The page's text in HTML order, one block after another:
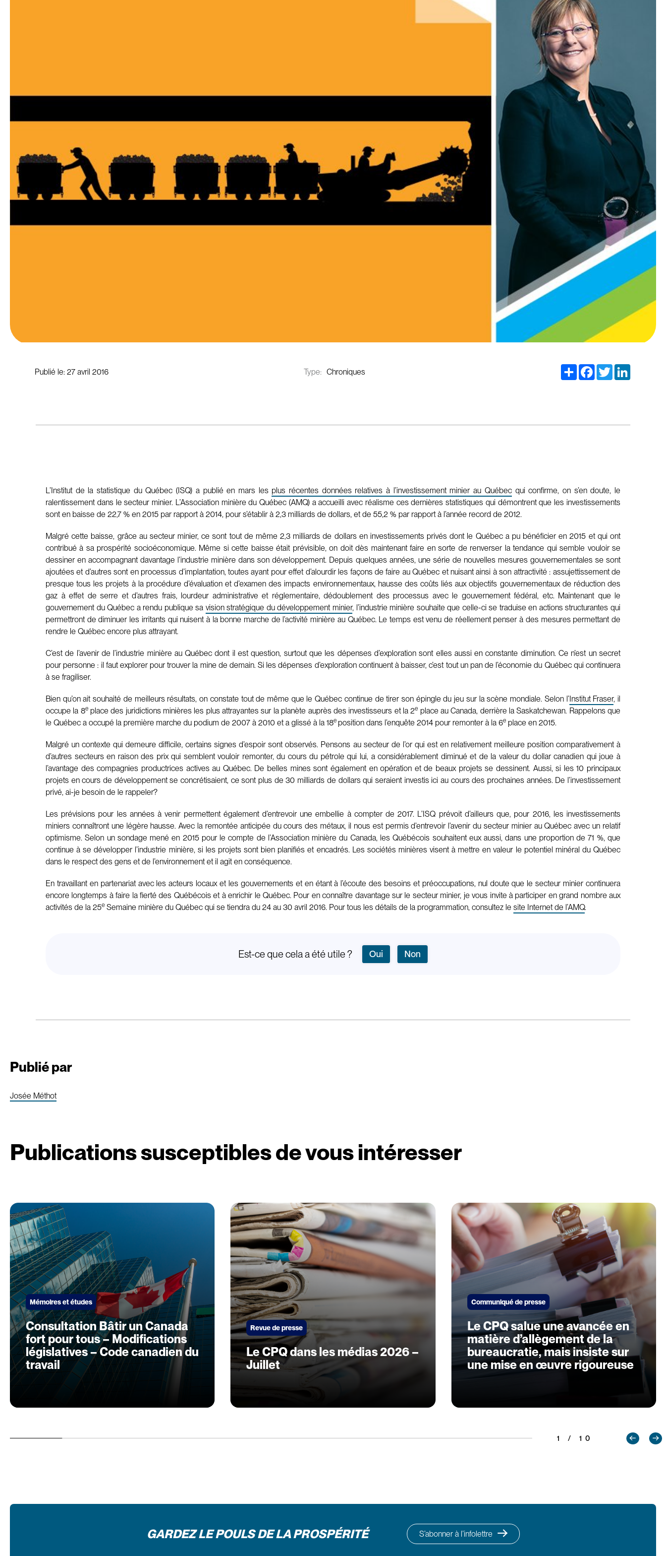
Publié le: 27 avril 2016 Type: Chroniques Share Facebook
Twitter
L’Institut de la statistique du Québec (ISQ) a publié en mars les plus récentes données relatives à l’investissement minier au Québecqui confirme, on s’en doute, le
ralentissement dans le secteur minier. L’Association minière du Québec (AMQ) a accueilli avec réalisme ces dernières statistiques qui démontrent que les investissements
sont en baisse de 22,7 % en 2015 par rapport à 2014, pour s’établir à 2,3 milliards de dollars, et de 55,2 % par rapport à l’année record de 2012.
Malgré cette baisse, grâce au secteur minier, ce sont tout de même 2,3 milliards de dollars en investissements privés dont le Québec a pu bénéficier en 2015 et qui ont
contribué à sa prospérité socioéconomique. Même si cette baisse était prévisible, on doit dès maintenant faire en sorte de renverser la tendance qui semble vouloir se
dessiner en accompagnant davantage l’industrie minière dans son développement. Depuis quelques années, une série de nouvelles mesures gouvernementales se sont
ajoutées et d’autres sont en processus d’implantation, toutes ayant pour effet d’alourdir les façons de faire au Québec et nuisant ainsi à son attractivité : assujettissement de
presque tous les projets à la procédure d’évaluation et d’examen des impacts environnementaux, hausse des coûts liés aux objectifs gouvernementaux de réduction des
gaz à effet de serre et d’autres frais, lourdeur administrative et réglementaire, dédoublement des processus avec le gouvernement fédéral, etc. Maintenant que le
gouvernement du Québec a rendu publique sa vision stratégique du développement minier, l’industrie minière souhaite que celle-ci se traduise en actions structurantes qui
permettront de diminuer les irritants qui nuisent à la bonne marche de l’activité minière au Québec. Le temps est venu de réellement penser à des mesures permettant de
rendre le Québec encore plus attrayant.
C’est de l’avenir de l’industrie minière au Québec dont il est question, surtout que les dépenses d’exploration sont elles aussi en constante diminution. Ce n’est un secret
pour personne : il faut explorer pour trouver la mine de demain. Si les dépenses d’exploration continuent à baisser, c’est tout un pan de l’économie du Québec qui continuera
à se fragiliser.
Bien qu’on ait souhaité de meilleurs résultats, on constate tout de même que le Québec continue de tirer son épingle du jeu sur la scène mondiale. Selon l’Institut Fraser, il
occupe la 8eplace des juridictions minières les plus attrayantes sur la planète auprès des investisseurs et la 2e place au Canada, derrière la Saskatchewan. Rappelons que
le Québec a occupé la première marche du podium de 2007 à 2010 et a glissé à la 18e position dans l’enquête 2014 pour remonter à la 6e place en 2015.
Malgré un contexte qui demeure difficile, certains signes d’espoir sont observés. Pensons au secteur de l’or qui est en relativement meilleure position comparativement à
d’autres secteurs en raison des prix qui semblent vouloir remonter, du cours du pétrole qui lui, a considérablement diminué et de la valeur du dollar canadien qui joue à
l’avantage des compagnies productrices actives au Québec. De belles mines sont également en opération et de beaux projets se dessinent. Aussi, si les 10 principaux
projets en cours de développement se concrétisaient, ce sont plus de 30 milliards de dollars qui seraient investis ici au cours des prochaines années. De l’investissement
privé, ai-je besoin de le rappeler?
Les prévisions pour les années à venir permettent également d’entrevoir une embellie à compter de 2017. L’ISQ prévoit d’ailleurs que, pour 2016, les investissements
miniers connaîtront une légère hausse. Avec la remontée anticipée du cours des métaux, il nous est permis d’entrevoir l’avenir du secteur minier au Québec avec un relatif
optimisme. Selon un sondage mené en 2015 pour le compte de l’Association minière du Canada, les Québécois souhaitent eux aussi, dans une proportion de 71 %, que
continue à se développer l’industrie minière, si les projets sont bien planifiés et encadrés. Les sociétés minières visent à mettre en valeur le potentiel minéral du Québec
dans le respect des gens et de l’environnement et il agit en conséquence.
En travaillant en partenariat avec les acteurs locaux et les gouvernements et en étant à l’écoute des besoins et préoccupations, nul doute que le secteur minier continuera
encore longtemps à faire la fierté des Québécois et à enrichir le Québec. Pour en connaître davantage sur le secteur minier, je vous invite à participer en grand nombre aux
activités de la 25e Semaine minière du Québec qui se tiendra du 24 au 30 avril 2016. Pour tous les détails de la programmation, consultez le site Internet de l’AMQ.
Est-ce que cela a été utile ? Oui Non
Publié par
Josée Méthot
Publications susceptibles de vous intéresser
Mémoires et études
Consultation Bâtir un Canada
fort pour tous – Modifications
législatives – Code canadien du
travail
Revue de presse
Le CPQ dans les médias 2026 –
Juillet
Communiqué de presse
Le CPQ salue une avancée en
matière d’allègement de la
bureaucratie, mais insiste sur
une mise en œuvre rigoureuse
1 / 10
GARDEZ LE POULS DE LA PROSPÉRITÉ S’abonner à l’infolettre